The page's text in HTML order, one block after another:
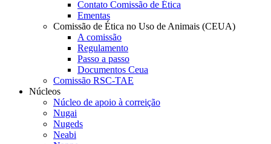
Contato Comissão de Ética
Ementas
Comissão de Ética no Uso de Animais (CEUA)
A comissão
Regulamento
Passo a passo
Documentos Ceua
Comissão RSC-TAE
Núcleos
Núcleo de apoio à correição
Nugai
Nugeds
Neabi